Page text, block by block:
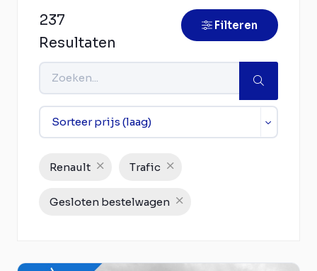
237
Resultaten
Filteren
Renault Trafic
Gesloten bestelwagen